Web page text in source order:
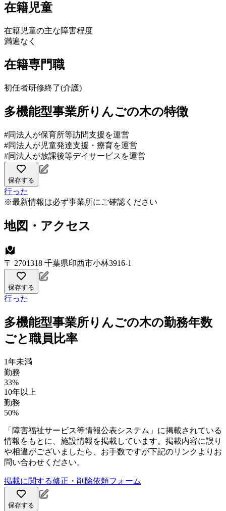
在籍児童
在籍児童の主な障害程度
満遍なく
在籍専門職
初任者研修終了(介護)
多機能型事業所りんごの木の特徴
#同法人が保育所等訪問支援を運営
#同法人が児童発達支援・療育を運営
#同法人が放課後等デイサービスを運営
保存する
行った
※最新情報は必ず事業所にご確認ください
地図・アクセス
〒 2701318 千葉県印西市小林3916-1
保存する
行った
多機能型事業所りんごの木の勤務年数
ごと職員比率
1年未満
勤務
33%
10年以上
勤務
50%
「障害福祉サービス等情報公表システム」に掲載されている
情報をもとに、施設情報を掲載しています。掲載内容に誤り
や相違がございましたら、お手数ですが下記のリンクよりお
問い合わせください。
掲載に関する修正・削除依頼フォーム
保存する